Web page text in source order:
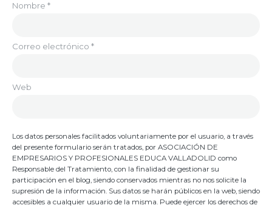
Nombre *
Correo electrónico *
Web
Los datos personales facilitados voluntariamente por el usuario, a través
del presente formulario serán tratados, por ASOCIACIÓN DE
EMPRESARIOS Y PROFESIONALES EDUCA VALLADOLID como
Responsable del Tratamiento, con la finalidad de gestionar su
participación en el blog, siendo conservados mientras no nos solicite la
supresión de la información. Sus datos se harán públicos en la web, siendo
accesibles a cualquier usuario de la misma. Puede ejercer los derechos de